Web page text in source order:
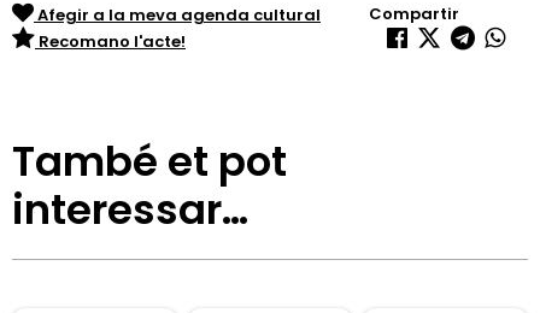
Afegir a la meva agenda cultural
Recomano l'acte!
Compartir
També et pot
interessar…